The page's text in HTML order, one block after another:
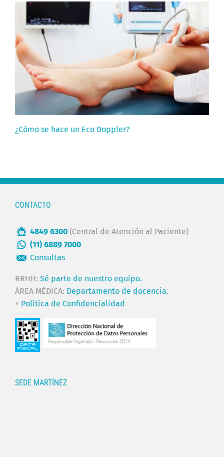
¿Cómo se hace un Eco Doppler?
CONTACTO
4849 6300 (Central de Atención al Paciente)
(11) 6889 7000
Consultas
RRHH: Sé parte de nuestro equipo.
ÁREA MÉDICA: Departamento de docencia.
+ Política de Confidencialidad
SEDE MARTÍNEZ